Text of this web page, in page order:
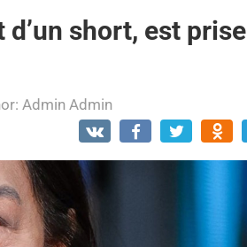
d’un short, est prise
Admin Admin